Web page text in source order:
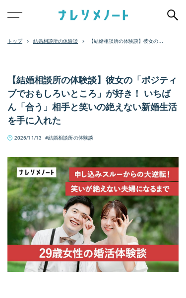
結婚相談所の体験談
【結婚相談所の体験談】彼女の
【結婚相談所の体験談】彼女の「ポジティ
ブでおもしろいところ」が好き！ いちば
ん「合う」相手と笑いの絶えない新婚生活
を手に入れた
2025/11/13 結婚相談所の体験談